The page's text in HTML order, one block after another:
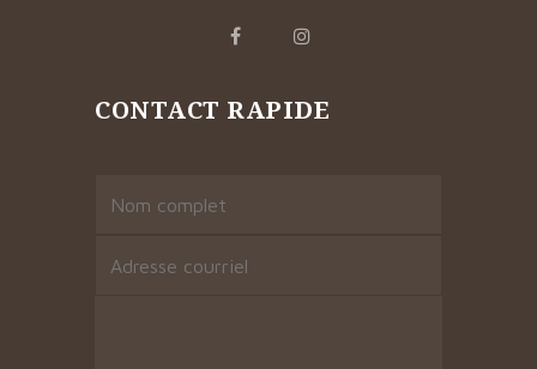
CONTACT RAPIDE